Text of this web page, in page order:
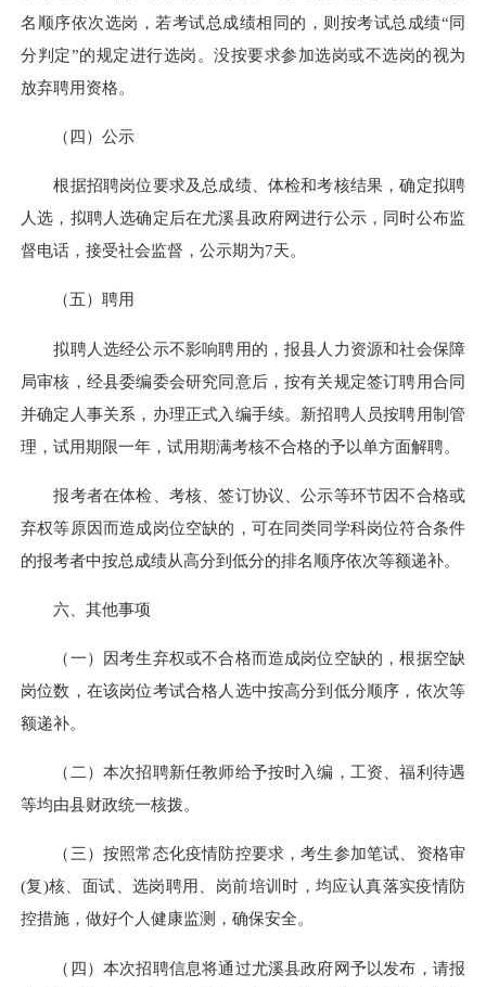
名顺序依次选岗，若考试总成绩相同的，则按考试总成绩“同
分判定”的规定进行选岗。没按要求参加选岗或不选岗的视为
放弃聘用资格。
（四）公示
根据招聘岗位要求及总成绩、体检和考核结果，确定拟聘
人选，拟聘人选确定后在尤溪县政府网进行公示，同时公布监
督电话，接受社会监督，公示期为7天。
（五）聘用
拟聘人选经公示不影响聘用的，报县人力资源和社会保障
局审核，经县委编委会研究同意后，按有关规定签订聘用合同
并确定人事关系，办理正式入编手续。新招聘人员按聘用制管
理，试用期限一年，试用期满考核不合格的予以单方面解聘。
报考者在体检、考核、签订协议、公示等环节因不合格或
弃权等原因而造成岗位空缺的，可在同类同学科岗位符合条件
的报考者中按总成绩从高分到低分的排名顺序依次等额递补。
六、其他事项
（一）因考生弃权或不合格而造成岗位空缺的，根据空缺
岗位数，在该岗位考试合格人选中按高分到低分顺序，依次等
额递补。
（二）本次招聘新任教师给予按时入编，工资、福利待遇
等均由县财政统一核拨。
（三）按照常态化疫情防控要求，考生参加笔试、资格审
(复)核、面试、选岗聘用、岗前培训时，均应认真落实疫情防
控措施，做好个人健康监测，确保安全。
（四）本次招聘信息将通过尤溪县政府网予以发布，请报